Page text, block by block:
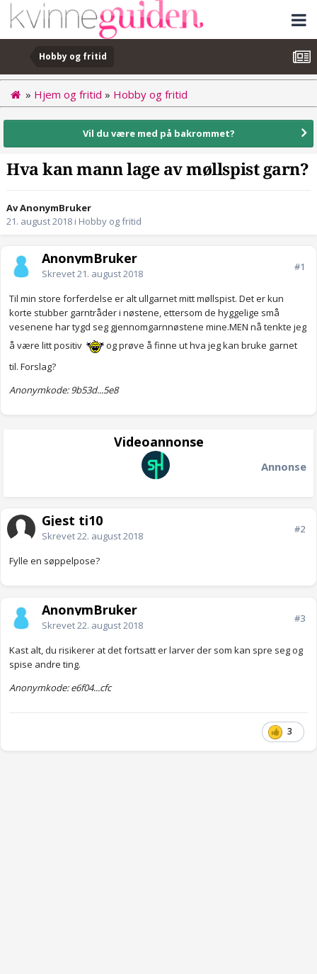
Hobby og fritid
» Hjem og fritid » Hobby og fritid
Vil du være med på bakrommet?
Hva kan mann lage av møllspist garn?
Av AnonymBruker
21. august 2018 i Hobby og fritid
AnonymBruker
Skrevet21. august 2018
#1
Til min store forferdelse er alt ullgarnet mitt møllspist. Det er kun
korte stubber garntråder i nøstene, ettersom de hyggelige små
vesenene har tygd seg gjennomgarnnøstene mine.MEN nå tenkte jeg
å være litt positiv
og prøve å finne ut hva jeg kan bruke garnet
til. Forslag?
Anonymkode: 9b53d...5e8
Videoannonse
Annonse
Gjest ti10
Skrevet22. august 2018
#2
Fylle en søppelpose?
AnonymBruker
Skrevet22. august 2018
#3
Kast alt, du risikerer at det fortsatt er larver der som kan spre seg og
spise andre ting.
Anonymkode: e6f04...cfc
3